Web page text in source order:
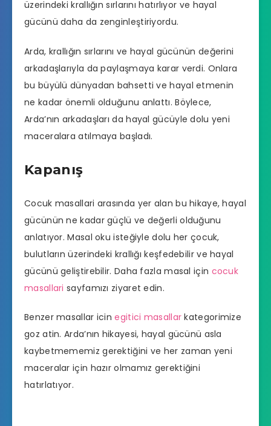
üzerindeki krallığın sırlarını hatırlıyor ve hayal
gücünü daha da zenginleştiriyordu.
Arda, krallığın sırlarını ve hayal gücünün değerini
arkadaşlarıyla da paylaşmaya karar verdi. Onlara
bu büyülü dünyadan bahsetti ve hayal etmenin
ne kadar önemli olduğunu anlattı. Böylece,
Arda’nın arkadaşları da hayal gücüyle dolu yeni
maceralara atılmaya başladı.
Kapanış
Cocuk masallari arasında yer alan bu hikaye, hayal
gücünün ne kadar güçlü ve değerli olduğunu
anlatıyor. Masal oku isteğiyle dolu her çocuk,
bulutların üzerindeki krallığı keşfedebilir ve hayal
gücünü geliştirebilir. Daha fazla masal için cocuk
masallari sayfamızı ziyaret edin.
Benzer masallar icinegitici masallar kategorimize
goz atin. Arda’nın hikayesi, hayal gücünü asla
kaybetmememiz gerektiğini ve her zaman yeni
maceralar için hazır olmamız gerektiğini
hatırlatıyor.